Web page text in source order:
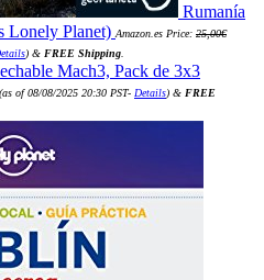
Rumanía
Lonely Planet) Amazon.es Price: 25,00€
) & FREE Shipping
Mach3, Pack de 3x3
of 08/08/2025 20:30 PST- Details) & FREE